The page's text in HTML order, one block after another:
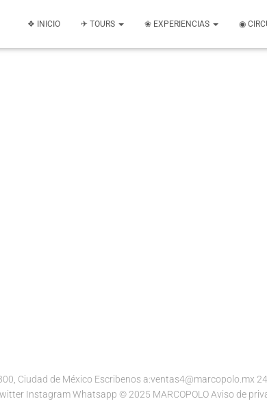
❖ INICIO ✈ TOURS ❀ EXPERIENCIAS ◉
Ciudad de México Escribenos a:ventas4@marcopolo.mx
Instagram Whatsapp © 2025 MARCOPOLO Aviso de